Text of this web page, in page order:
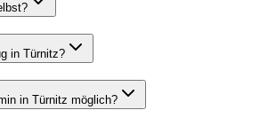
in Türnitz?
in Türnitz möglich?